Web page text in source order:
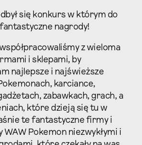
się konkurs w którym do
nagrody!
z wieloma
i sklepami, by
najlepsze i najświeższe
karciance,
zabawkach, grach, a
które dzieją się tu w
te fantastyczne firmy i
WAW Pokemon niezwykłymi i